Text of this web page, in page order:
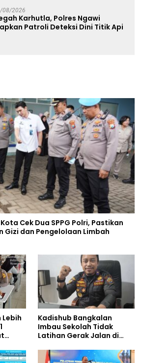
08/2026
Karhutla, Polres Ngawi
Patroli Deteksi Dini Titik Api
Cek Dua SPPG Polri, Pastikan
Gizi dan Pengelolaan Limbah
Lebih
Kadishub Bangkalan
Imbau Sekolah Tidak
Latihan Gerak Jalan di